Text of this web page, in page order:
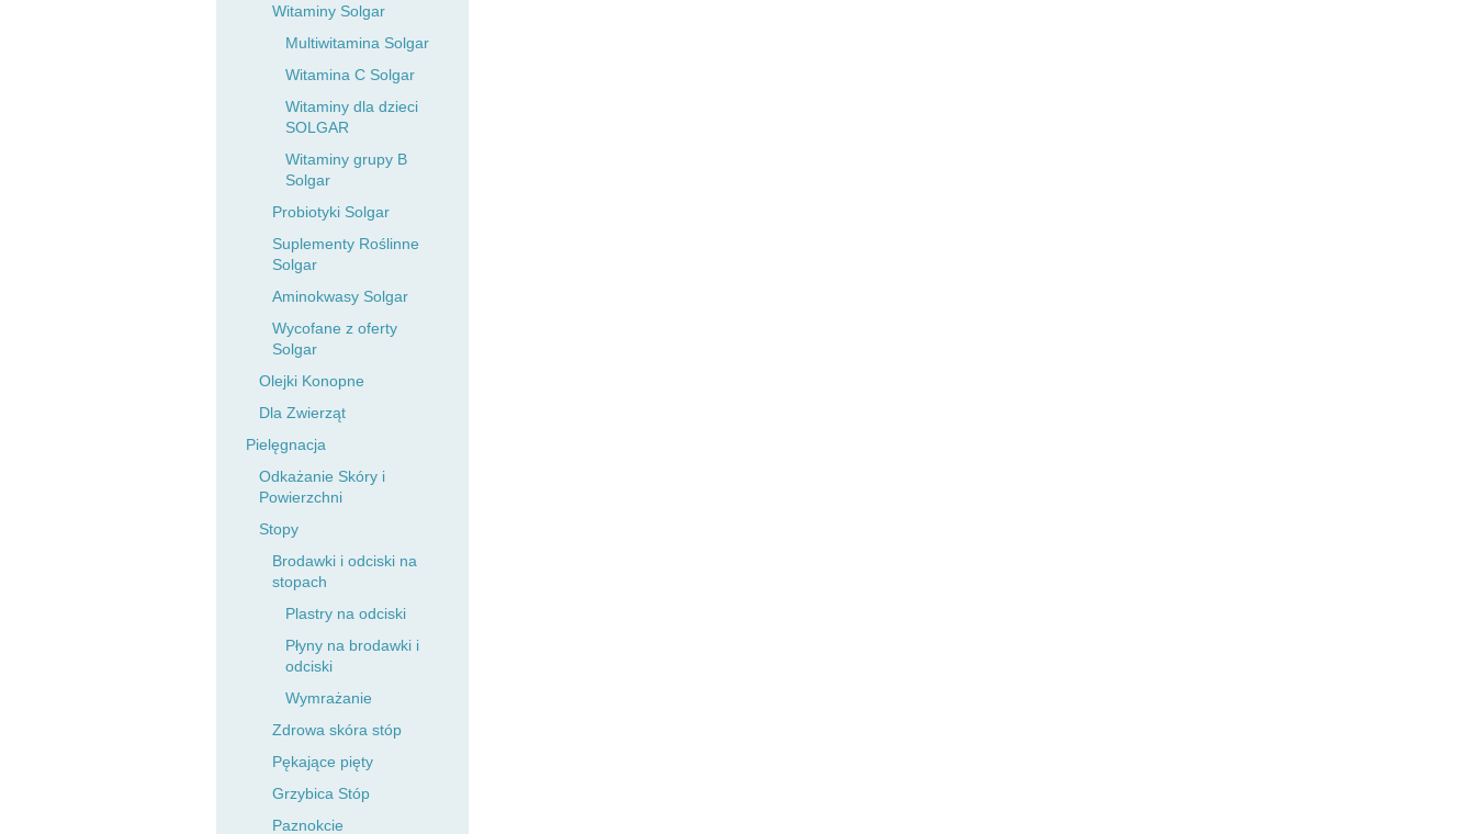
Witaminy Solgar
Multiwitamina Solgar
Witamina C Solgar
Witaminy dla dzieci
SOLGAR
Witaminy grupy B
Solgar
Probiotyki Solgar
Suplementy Roślinne
Solgar
Aminokwasy Solgar
Wycofane z oferty
Solgar
Olejki Konopne
Dla Zwierząt
Pielęgnacja
Odkażanie Skóry i
Powierzchni
Stopy
Brodawki i odciski na
stopach
Plastry na odciski
Płyny na brodawki i
odciski
Wymrażanie
Zdrowa skóra stóp
Pękające pięty
Grzybica Stóp
Paznokcie